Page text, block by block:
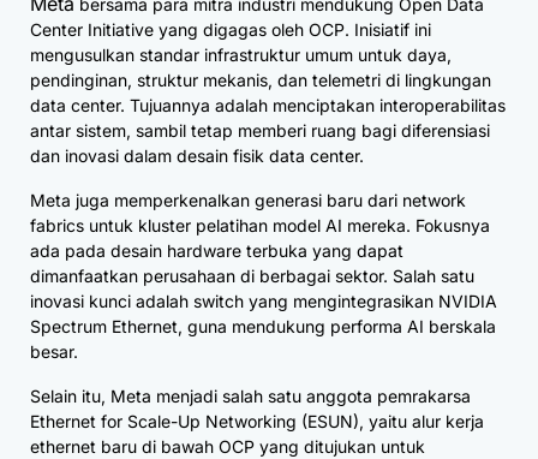
Center Initiative yang digagas oleh OCP. Inisiatif ini
mengusulkan standar infrastruktur umum untuk daya,
pendinginan, struktur mekanis, dan telemetri di lingkungan
data center. Tujuannya adalah menciptakan interoperabilitas
antar sistem, sambil tetap memberi ruang bagi diferensiasi
dan inovasi dalam desain fisik data center.
Meta juga memperkenalkan generasi baru dari network
fabrics untuk kluster pelatihan model AI mereka. Fokusnya
ada pada desain hardware terbuka yang dapat
dimanfaatkan perusahaan di berbagai sektor. Salah satu
inovasi kunci adalah switch yang mengintegrasikan NVIDIA
Spectrum Ethernet, guna mendukung performa AI berskala
besar.
Selain itu, Meta menjadi salah satu anggota pemrakarsa
Ethernet for Scale-Up Networking (ESUN), yaitu alur kerja
ethernet baru di bawah OCP yang ditujukan untuk